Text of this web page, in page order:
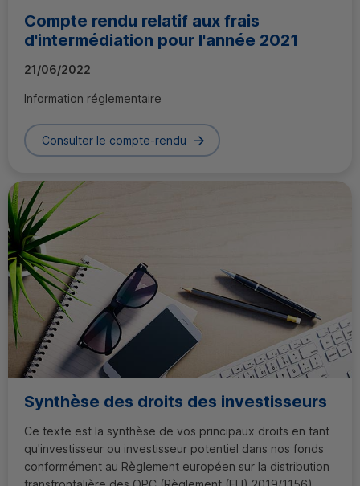
Compte rendu relatif aux frais
d'intermédiation pour l'année 2021
21/06/2022
Information réglementaire
Consulter le compte-rendu
Synthèse des droits des investisseurs
Ce texte est la synthèse de vos principaux droits en tant
qu'investisseur ou investisseur potentiel dans nos fonds
conformément au Règlement européen sur la distribution